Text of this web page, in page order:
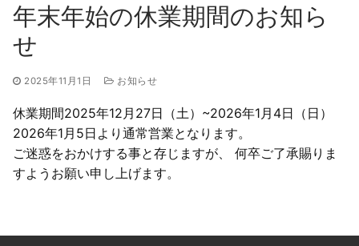
年末年始の休業期間のお知ら
せ
2025年11月1日 お知らせ
休業期間2025年12月27日（土）~2026年1月4日（日）
2026年1月5日より通常営業となります。
ご迷惑をおかけする事と存じますが、 何卒ご了承賜りま
すようお願い申し上げます。